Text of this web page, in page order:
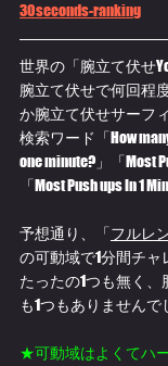
30seconds-ranking
世界の「腕立て伏せ
腕立て伏せで何回程
か腕立て伏せサーフ
検索ワード「How
one minute?」「Most
「Most Push ups In 1
予想通り、「フルレ
の可動域で1分間チ
たったの1つも無く、
も1つもありませんで
★可動域はよくてハ